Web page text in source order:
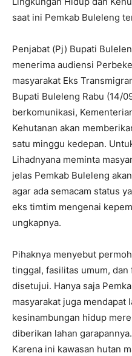
saat ini Pemkab Buleleng
Penjabat (Pj) Bupati
menerima audiensi
masyarakat Eks
Bupati Buleleng Rabu (14/
berkomunikasi,
Kehutanan akan
satu minggu kedepan.
Lihadnyana meminta
jelas Pemkab Buleleng
agar ada semacam status
eks timtim mengenai
ungkapnya.
Pihaknya menyebut
tinggal, fasilitas umum,
disetujui. Hanya saja
masyarakat juga mendapat
kesinambungan hidup
diberikan lahan
Karena ini kawasan hutan